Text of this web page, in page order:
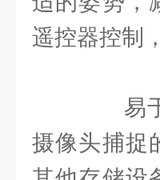
遥控器控制
易于
摄像头捕捉